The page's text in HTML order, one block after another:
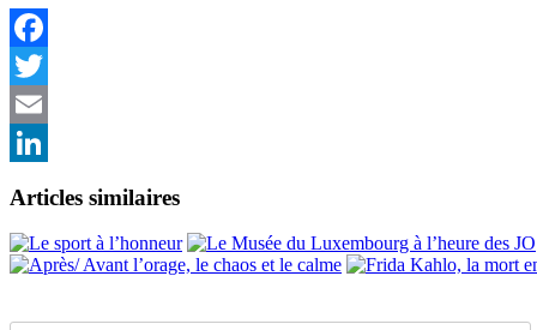
Facebook
Twitter
Email
Articles similaires